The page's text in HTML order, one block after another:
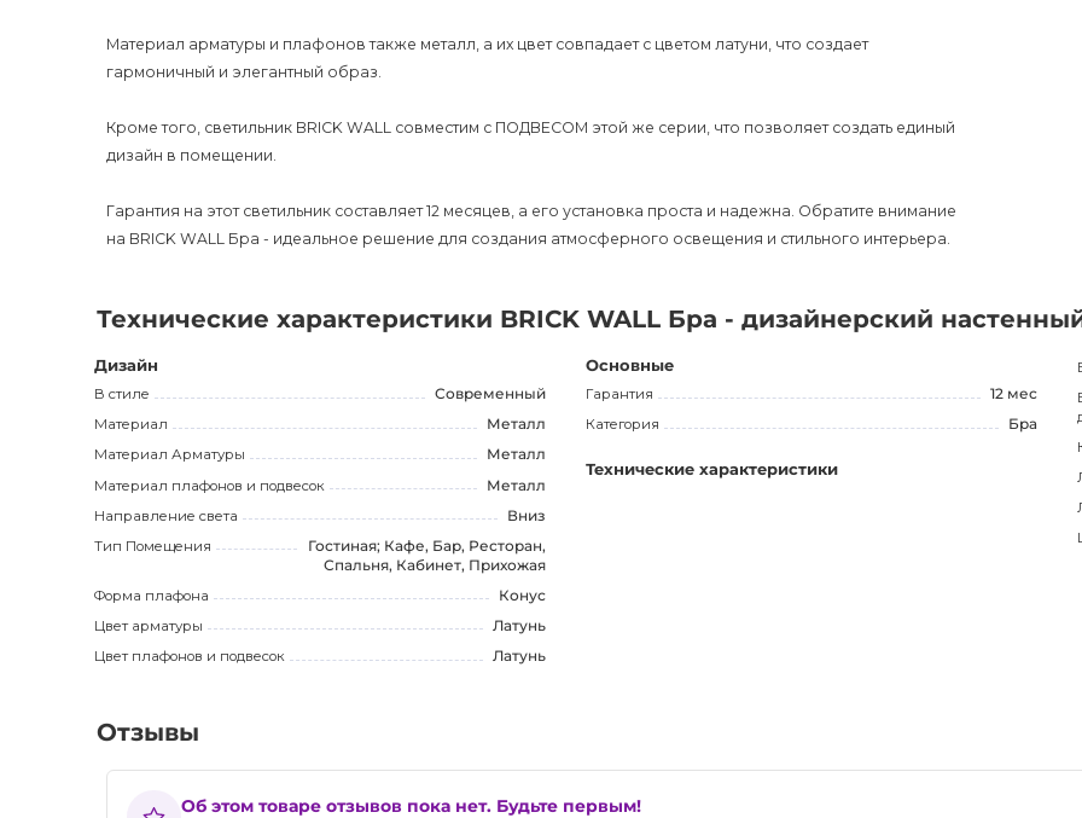
Материал арматуры и плафонов также металл, а их цвет совпадает с цветом латуни, что создает
гармоничный и элегантный образ.
Кроме того, светильник BRICK WALL совместим с ПОДВЕСОМ этой же серии, что позволяет создать единый
дизайн в помещении.
Гарантия на этот светильник составляет 12 месяцев, а его установка проста и надежна. Обратите внимание
на BRICK WALL Бра - идеальное решение для создания атмосферного освещения и стильного интерьера.
Технические характеристики BRICK WALL Бра - дизайнерский
Дизайн
В стиле
Современный
Материал
Металл
Материал Арматуры
Металл
Материал плафонов и подвесок
Металл
Направление света
Вниз
Тип Помещения
Гостиная; Кафе, Бар, Ресторан,
Спальня, Кабинет, Прихожая
Форма плафона
Конус
Цвет арматуры
Латунь
Цвет плафонов и подвесок
Латунь
Основные
Гарантия
12 мес
Категория
Бра
Технические характеристики
Отзывы
Об этом товаре отзывов пока нет. Будьте первым!